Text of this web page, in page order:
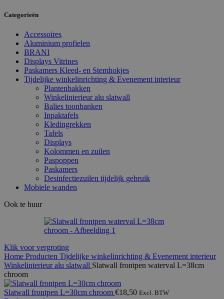
Categorieën
Accessoires
Aluminium profielen
BRANI
Displays Vitrines
Paskamers Kleed- en Stemhokjes
Tijdelijke winkelinrichting & Evenement interieur
Plantenbakken
Winkelinterieur alu slatwall
Balies toonbanken
Inpaktafels
Kledingrekken
Tafels
Displays
Kolommen en zuilen
Paspoppen
Paskamers
Desinfectiezuilen tijdelijk gebruik
Mobiele wanden
Ook te huur
Klik voor vergroting
Home Producten Tijdelijke winkelinrichting & Evenement interieur
Winkelinterieur alu slatwall Slatwall frontpen waterval L=38cm
chroom
Slatwall frontpen L=30cm chroom €18,50 Excl. BTW